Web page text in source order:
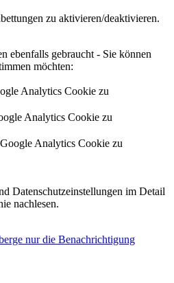
zu aktivieren/deaktivieren.
ebenfalls gebraucht - Sie können
möchten:
Analytics Cookie zu
Analytics Cookie zu
Analytics Cookie zu
Datenschutzeinstellungen im Detail
nachlesen.
nur die Benachrichtigung